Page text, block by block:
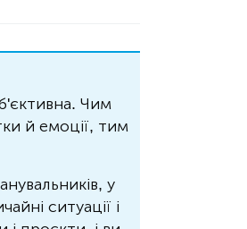
Чим
й емоції, тим
у
ситуації і